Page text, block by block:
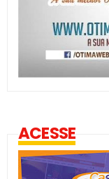
ACESSE